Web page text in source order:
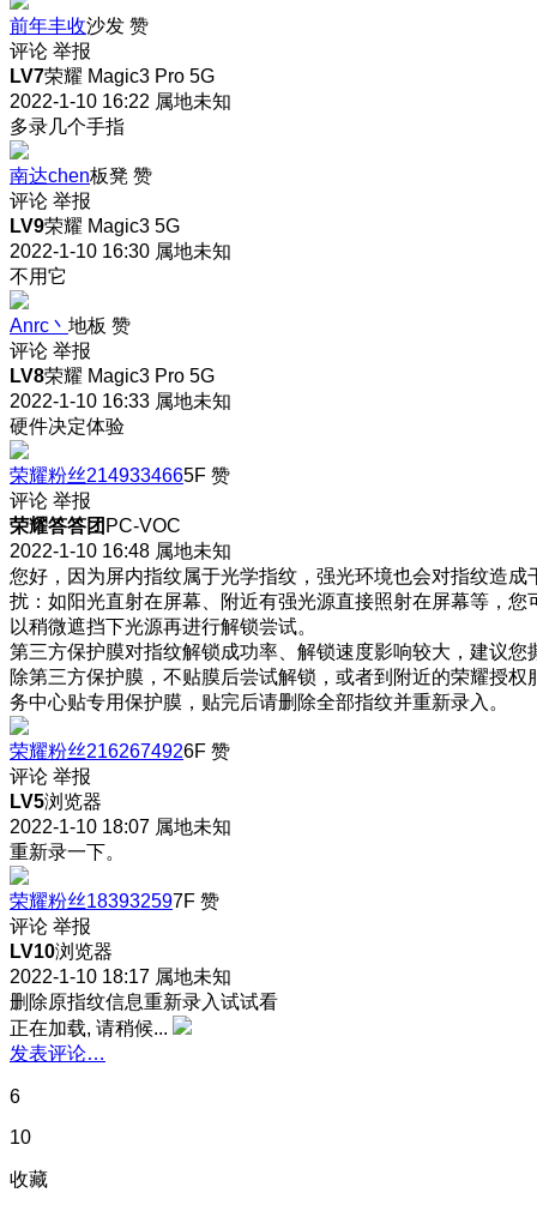
前年丰收沙发 赞
评论 举报
LV7荣耀 Magic3 Pro 5G
2022-1-10 16:22 属地未知
多录几个手指
南达chen板凳 赞
评论 举报
LV9荣耀 Magic3 5G
2022-1-10 16:30 属地未知
不用它
Anrc丶 地板 赞
评论 举报
LV8荣耀 Magic3 Pro 5G
2022-1-10 16:33 属地未知
硬件决定体验
荣耀粉丝2149334665F 赞
评论 举报
荣耀答答团 PC-VOC
2022-1-10 16:48 属地未知
您好，因为屏内指纹属于光学指纹，强光环境也会对指纹造成
扰：如阳光直射在屏幕、附近有强光源直接照射在屏幕等，您
以稍微遮挡下光源再进行解锁尝试。
第三方保护膜对指纹解锁成功率、解锁速度影响较大，建议您
除第三方保护膜，不贴膜后尝试解锁，或者到附近的荣耀授权
务中心贴专用保护膜，贴完后请删除全部指纹并重新录入。
荣耀粉丝2162674926F 赞
评论 举报
LV5浏览器
2022-1-10 18:07 属地未知
重新录一下。
荣耀粉丝183932597F 赞
评论 举报
LV10浏览器
2022-1-10 18:17 属地未知
删除原指纹信息重新录入试试看
正在加载, 请稍候...
发表评论…
6
10
收藏